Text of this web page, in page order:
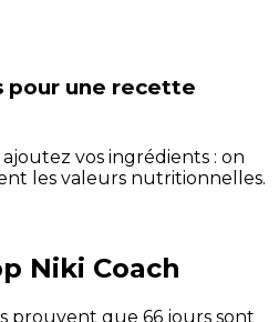
pour une recette
vos ingrédients : on
les valeurs nutritionnelles.
Niki Coach
prouvent que 66 jours sont